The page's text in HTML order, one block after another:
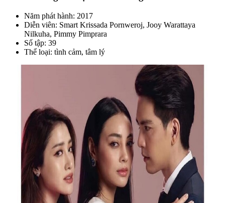
Năm phát hành: 2017
Diễn viên: Smart Krissada Pornweroj, Jooy Warattaya
Nilkuha, Pimmy Pimprara
Số tập: 39
Thể loại: tình cảm, tâm lý